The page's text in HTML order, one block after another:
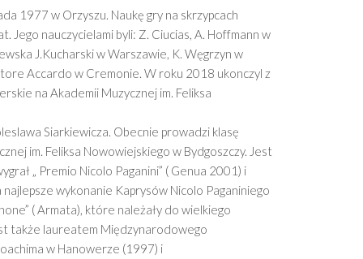
1977 w Orzyszu. Naukę gry na skrzypcach
Jego nauczycielami byli: Z. Ciucias, A. Hoffmann w
J.Kucharski w Warszawie, K. Węgrzyn w
Accardo w Cremonie. W roku 2018 ukonczyl z
na Akademii Muzycznej im. Feliksa
Siarkiewicza. Obecnie prowadzi klasę
im. Feliksa Nowowiejskiego w Bydgoszczy. Jest
„ Premio Nicolo Paganini” ( Genua 2001) i
najlepsze wykonanie Kaprysów Nicolo Paganiniego
( Armata), które należały do wielkiego
także laureatem Międzynarodowego
w Hanowerze (1997) i